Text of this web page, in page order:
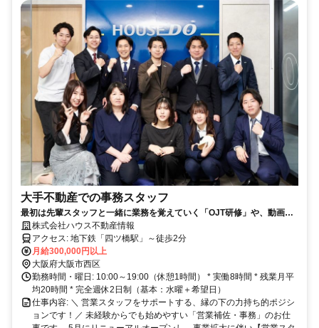
大手不動産での事務スタッフ
最初は先輩スタッフと一緒に業務を覚えていく「OJT研修」や、動画マ
ニュアルも完備。PC入力に自信がない方も、簡単な操作からスタートで
きるのでご安心ください。
株式会社ハウス不動産情報
アクセス: 地下鉄「四ツ橋駅」～徒歩2分
月給300,000円以上
大阪府大阪市西区
勤務時間・曜日: 10:00～19:00（休憩1時間） * 実働8時間 * 残業月平
均20時間 * 完全週休2日制（基本：水曜＋希望日）
仕事内容: ＼ 営業スタッフをサポートする、縁の下の力持ち的ポジシ
ョンです！／ 未経験からでも始めやすい「営業補佐・事務」のお仕